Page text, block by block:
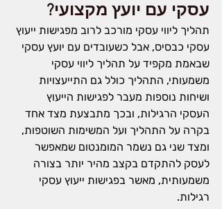
עסקי עם יועץ מקצועי?
תהליך ליווי עסקי מורכב לרוב מפגישות ייעוץ
עסקי כבסיס, אבל כשעובדים עם יועץ עסקי
שבאמת מקפיד על תהליך ליווי עסקי
משמעותי, התהליך כולל גם התייעצויות
ושיחות נוספות מעבר לפגישות הייעוץ
העסקי הרגילות, ובכך מתבצעת מצד אחד
בקרה על התהליך ועל המשימות השוטפות,
ומצד שני גם נשמר המומנטום שמאפשר
לעסק להתקדם בקצב מהיר יותר בצורה
משמעותית, מאשר בפגישות ייעוץ עסקי
רגילות.